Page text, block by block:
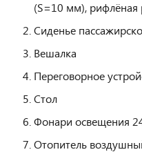
(S=10 мм), рифлёная
Сиденье
Вешалка
Переговорное
Стол
Фонари освещения
Отопитель